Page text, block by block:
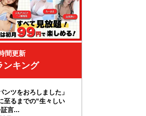
間更新
ンキング
ンツをおろしました」
至るまでの“生々しい
言...